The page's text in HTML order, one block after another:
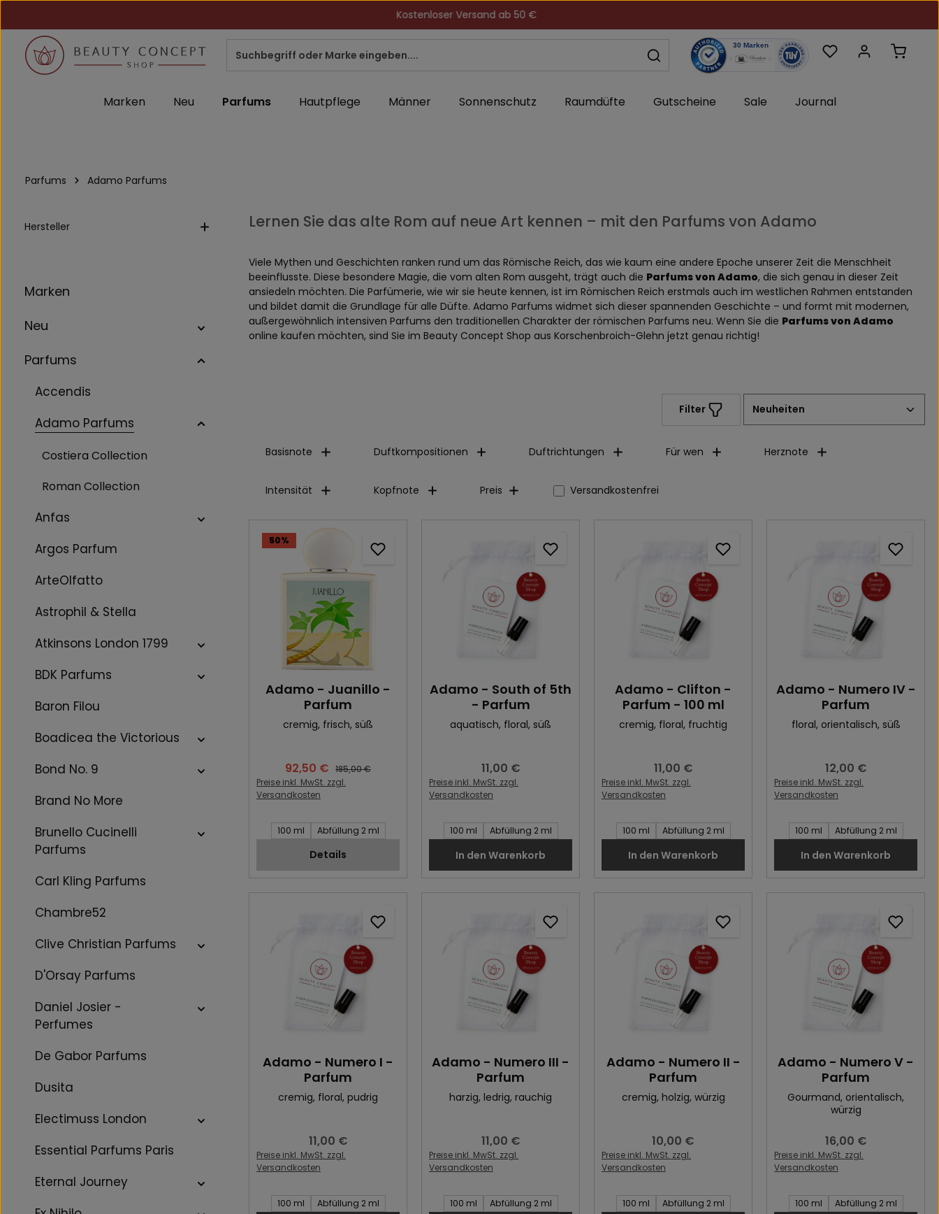
Kostenloser Versand ab 50 €
Du hast 0 Produkte
Marken Neu Parfums Hautpflege Männer Sonnenschutz Raumdüfte Gutscheine Sale Journal
Parfums Adamo Parfums
Hersteller
Marken
Neu
Parfums
Accendis
Adamo Parfums
Costiera Collection
Roman Collection
Anfas
Argos Parfum
ArteOlfatto
Astrophil & Stella
Atkinsons London 1799
BDK Parfums
Baron Filou
Boadicea the Victorious
Bond No. 9
Brand No More
Brunello Cucinelli
Parfums
Carl Kling Parfums
Chambre52
Clive Christian Parfums
D'Orsay Parfums
Daniel Josier -
Perfumes
De Gabor Parfums
Dusita
Electimuss London
Essential Parfums Paris
Eternal Journey
Lernen Sie das alte Rom auf neue Art kennen – mit den Parfums von Adamo
Viele Mythen und Geschichten ranken rund um das Römische Reich, das wie kaum eine andere Epoche unserer Zeit die Menschheit
beeinflusste. Diese besondere Magie, die vom alten Rom ausgeht, trägt auch die Parfums von Adamo, die sich genau in dieser Zeit
ansiedeln möchten. Die Parfümerie, wie wir sie heute kennen, ist im Römischen Reich erstmals auch im westlichen Rahmen entstanden
und bildet damit die Grundlage für alle Düfte. Adamo Parfums widmet sich dieser spannenden Geschichte – und formt mit modernen,
außergewöhnlich intensiven Parfums den traditionellen Charakter der römischen Parfums neu. Wenn Sie die Parfums von Adamo
online kaufen möchten, sind Sie im Beauty Concept Shop aus Korschenbroich-Glehn jetzt genau richtig!
Filter
Basisnote Duftkompositionen Duftrichtungen Für wen Herznote
Intensität Kopfnote Preis Filter hinzufügen: Versandkostenfrei
Versandkostenfrei
50%
Adamo - Juanillo -
Parfum
cremig, frisch, süß
Verkaufspreis:
92,50 € Regulärer Preis:
185,00 €
Preise inkl. MwSt. zzgl.
Versandkosten
Inhalt des Artikel:
100 ml Abfüllung 2 ml
Details
Adamo - South of 5th
- Parfum
aquatisch, floral, süß
Regulärer Preis:
11,00 €
Preise inkl. MwSt. zzgl.
Versandkosten
Inhalt des Artikel:
100 ml Abfüllung 2 ml
In den Warenkorb
Adamo - Clifton -
Parfum - 100 ml
cremig, floral, fruchtig
Regulärer Preis:
11,00 €
Preise inkl. MwSt. zzgl.
Versandkosten
Inhalt des Artikel:
100 ml Abfüllung 2 ml
In den Warenkorb
Adamo - Numero IV -
Parfum
floral, orientalisch, süß
Regulärer Preis:
12,00 €
Preise inkl. MwSt. zzgl.
Versandkosten
Inhalt des Artikel:
100 ml Abfüllung 2 ml
In den Warenkorb
Adamo - Numero I -
Parfum
cremig, floral, pudrig
Regulärer Preis:
11,00 €
Preise inkl. MwSt. zzgl.
Versandkosten
Inhalt des Artikel:
100 ml Abfüllung 2 ml
Adamo - Numero III -
Parfum
harzig, ledrig, rauchig
Regulärer Preis:
11,00 €
Preise inkl. MwSt. zzgl.
Versandkosten
Inhalt des Artikel:
100 ml Abfüllung 2 ml
Adamo - Numero II -
Parfum
cremig, holzig, würzig
Regulärer Preis:
10,00 €
Preise inkl. MwSt. zzgl.
Versandkosten
Inhalt des Artikel:
100 ml Abfüllung 2 ml
Adamo - Numero V -
Parfum
Gourmand, orientalisch,
würzig
Regulärer Preis:
16,00 €
Preise inkl. MwSt. zzgl.
Versandkosten
Inhalt des Artikel:
100 ml Abfüllung 2 ml